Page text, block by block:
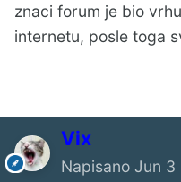
znaci forum je bio
internetu, posle toga
Vix
Napisano Jun 3